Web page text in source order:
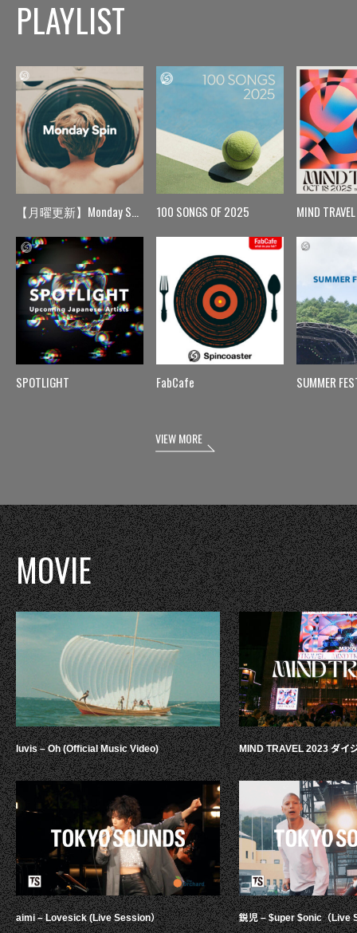
PLAYLIST
【月曜更新】Monday Spin
SPOTLIGHT
100 SONGS OF 2025
FabCafe
MIND TRAVEL
SUMMER
VIEW MORE
MOVIE
luvis – Oh (Official Music Video)
aimi – Lovesick (Live Session）
MIND TRAVEL 2023 ダイ
鋭児 – $uper $onic（Live